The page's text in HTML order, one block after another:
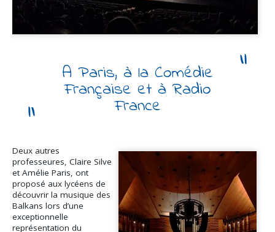
A Paris, à la Comédie
Française et à Radio
France
Deux autres
professeures, Claire Silve
et Amélie Paris, ont
proposé aux lycéens de
découvrir la musique des
Balkans lors d’une
exceptionnelle
représentation du